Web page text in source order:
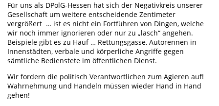
Für uns als DPolG-Hessen hat sich der Negativkreis unserer
Gesellschaft um weitere entscheidende Zentimeter
vergrößert … ist es nicht ein Fortführen von Dingen, welche
wir noch immer ignorieren oder nur zu „lasch“ angehen.
Beispiele gibt es zu Hauf … Rettungsgasse, Autorennen in
Innenstädten, verbale und körperliche Angriffe gegen
sämtliche Bedienstete im öffentlichen Dienst.
Wir fordern die politisch Verantwortlichen zum Agieren auf!
Wahrnehmung und Handeln müssen wieder Hand in Hand
gehen!